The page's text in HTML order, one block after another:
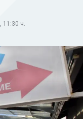
11:30 ч.